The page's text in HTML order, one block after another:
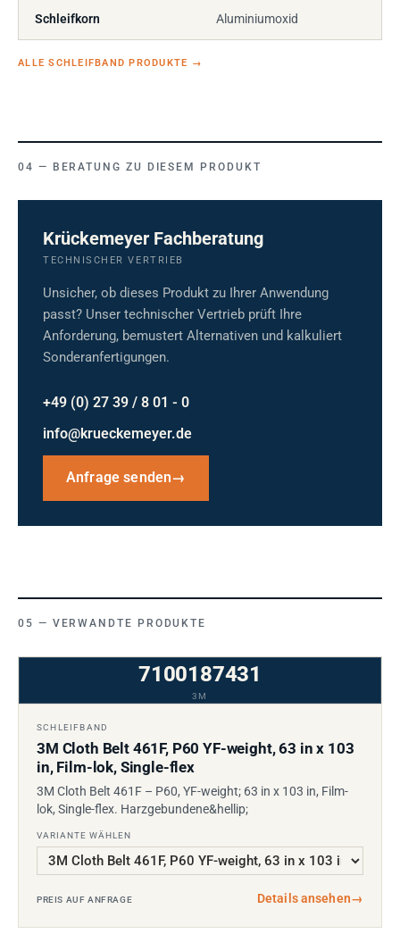
Schleifkorn Aluminiumoxid
ALLE SCHLEIFBAND PRODUKTE →
BERATUNG ZU DIESEM PRODUKT
Krückemeyer Fachberatung
TECHNISCHER VERTRIEB
Unsicher, ob dieses Produkt zu Ihrer Anwendung
passt? Unser technischer Vertrieb prüft Ihre
Anforderung, bemustert Alternativen und kalkuliert
Sonderanfertigungen.
+49 (0) 27 39 / 8 01 - 0
info@krueckemeyer.de
Anfrage senden→
VERWANDTE PRODUKTE
7100187431
3M
SCHLEIFBAND
3M Cloth Belt 461F, P60 YF-weight, 63 in x 103
in, Film-lok, Single-flex
3M Cloth Belt 461F – P60, YF-weight; 63 in x 103 in, Film-
lok, Single-flex. Harzgebundene&hellip;
VARIANTE WÄHLEN
PREIS AUF ANFRAGE Details ansehen→